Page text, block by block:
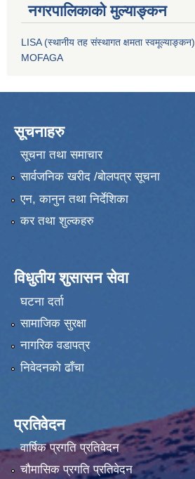
नगरपालिकाको मुल्याङ्कन
LISA (स्थानीय तह संस्थागत क्षमता स्वमूल्याङ्कन)
MOFAGA
सूचनाहरु
सूचना तथा समाचार
सार्वजनिक खरीद /बोलपत्र सूचना
एन, कानुन तथा निर्देशिका
कर तथा शुल्कहरु
विधुतीय शुसासन सेवा
घटना दर्ता
सामाजिक सुरक्षा
नागरिक वडापत्र
निवेदनको ढाँचा
प्रतिवेदन
वार्षिक प्रगति प्रतिवेदन
चौमासिक प्रगति प्रतिवेदन